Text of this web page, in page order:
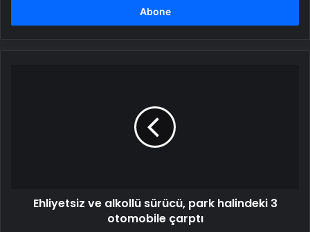
Ehliyetsiz ve alkollü sürücü, park halindeki 3
otomobile çarptı